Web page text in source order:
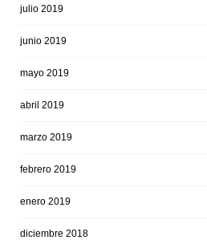
julio 2019
junio 2019
mayo 2019
abril 2019
marzo 2019
febrero 2019
enero 2019
diciembre 2018